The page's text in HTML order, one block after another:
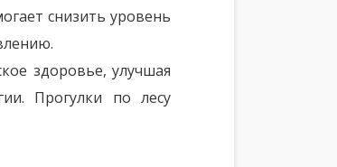
снизить уровень
здоровье, улучшая
Прогулки по лесу